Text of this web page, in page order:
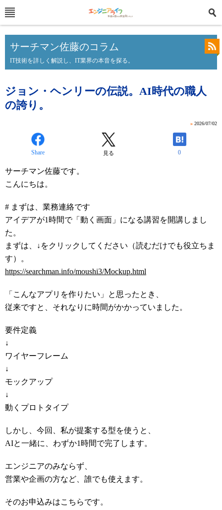
サーチマン佐藤のコラム
IT技術を詳しく解説し、IT業界の本音を探る。
ジョン・ヘンリーの伝説。AI時代の職人
の誇り。
» 2026/07/02
Share 見る 0
サーチマン佐藤です。
こんにちは。
# まずは、業務連絡です
アイデアが1時間で「動く画面」になる講習を開講しまし
た。
まずは、↓をクリックしてください（読むだけでも役立ちま
す）。
https://searchman.info/moushi3/Mockup.html
「こんなアプリを作りたい」と思ったとき、
従来ですと、それなりに時間がかかっていました。
要件定義
↓
ワイヤーフレーム
↓
モックアップ
↓
動くプロトタイプ
しかし、今回、私が提案する型を使うと、
AIと一緒に、わずか1時間で完了します。
エンジニアのみならず、
営業や企画の方など、誰でも使えます。
そのお申込みはこちらです。